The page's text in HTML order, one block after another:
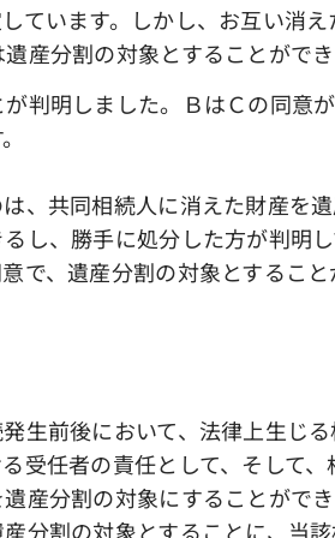
ています。しかし、お互い消
産分割の対象とすることがで
判明しました。ＢはＣの同意
、共同相続人に消えた財産を
し、勝手に処分した方が判明
で、遺産分割の対象とするこ
生前後において、法律上生じ
受任者の責任として、そして
産分割の対象にすることがで
分割の対象とすることに、当